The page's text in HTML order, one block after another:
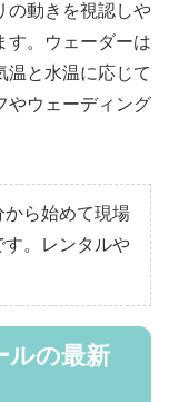
の動きを視認しや
す。ウェーダーは
温と水温に応じて
やウェーディング
ら始めて現場
す。レンタルや
ルの最新